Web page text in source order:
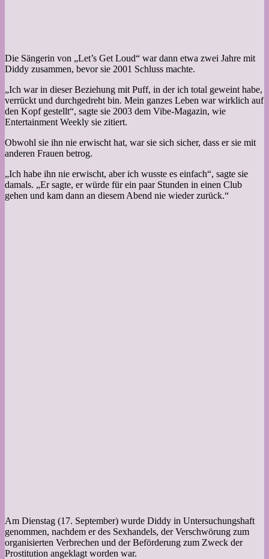
Die Sängerin von „Let’s Get Loud“ war dann etwa zwei Jahre mit
Diddy zusammen, bevor sie 2001 Schluss machte.
„Ich war in dieser Beziehung mit Puff, in der ich total geweint habe,
verrückt und durchgedreht bin. Mein ganzes Leben war wirklich auf
den Kopf gestellt“, sagte sie 2003 dem Vibe-Magazin, wie
Entertainment Weekly sie zitiert.
Obwohl sie ihn nie erwischt hat, war sie sich sicher, dass er sie mit
anderen Frauen betrog.
„Ich habe ihn nie erwischt, aber ich wusste es einfach“, sagte sie
damals. „Er sagte, er würde für ein paar Stunden in einen Club
gehen und kam dann an diesem Abend nie wieder zurück.“
Am Dienstag (17. September) wurde Diddy in Untersuchungshaft
genommen, nachdem er des Sexhandels, der Verschwörung zum
organisierten Verbrechen und der Beförderung zum Zweck der
Prostitution angeklagt worden war.